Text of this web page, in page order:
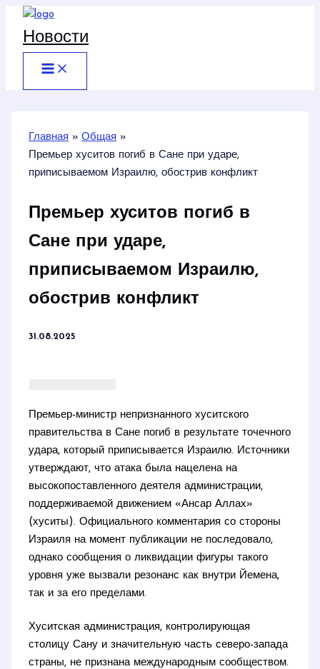
Перейти
содержимому
Новости
Главная
Общая
Премьер хуситов погиб в Сане при ударе,
приписываемом Израилю, обострив конфликт
Премьер хуситов погиб в
Сане при ударе,
приписываемом Израилю,
обострив конфликт
31.08.2025
Премьер-министр непризнанного хуситского
правительства в Сане погиб в результате точечного
удара, который приписывается Израилю. Источники
утверждают, что атака была нацелена на
высокопоставленного деятеля администрации,
поддерживаемой движением «Ансар Аллах»
(хуситы). Официального комментария со стороны
Израиля на момент публикации не последовало,
однако сообщения о ликвидации фигуры такого
уровня уже вызвали резонанс как внутри Йемена,
так и за его пределами.
Хуситская администрация, контролирующая
столицу Сану и значительную часть северо-запада
страны, не признана международным сообществом.